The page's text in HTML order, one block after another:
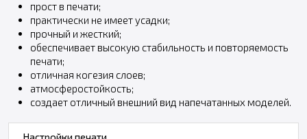
прост в печати;
практически не имеет усадки;
прочный и жесткий;
обеспечивает высокую стабильность и повторяемость
печати;
отличная когезия слоев;
атмосферостойкость;
создает отличный внешний вид напечатанных моделей.